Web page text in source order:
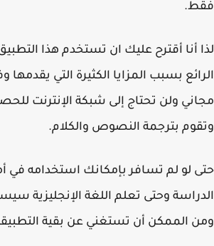
أنا أقترح عليك ان تستخدم هذا التطبيق
بسبب المزايا الكثيرة التي يقدمها
ولن تحتاج إلى شبكة الإنترنت
بترجمة النصوص والكلام.
لو لم تسافر بإمكانك استخدامه في
وحتى تعلم اللغة الإنجليزية
الممكن أن تستغني عن بقية التطبيقات